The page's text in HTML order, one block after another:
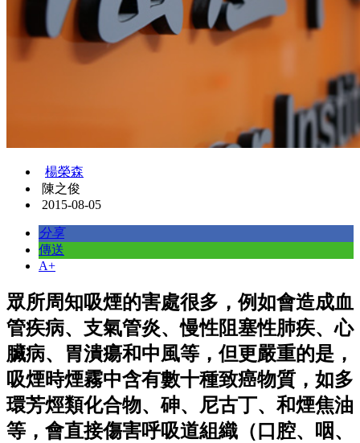
楊榮森
陳之俊
2015-08-05
分享
傳送
A+
眾所周知吸煙的害處很多，例如會造成血
管疾病、支氣管炎、慢性阻塞性肺疾、心
臟病、胃潰瘍和中風等，但更嚴重的是，
吸煙時煙霧中含有數十種致癌物質，如多
環芳烴類化合物、砷、尼古丁、和煙焦油
等，會直接傷害呼吸道組織（口腔、咽、